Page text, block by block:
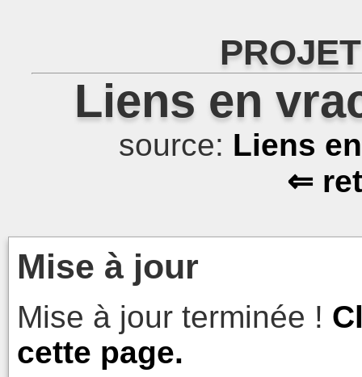
Liens en
source: Liens
⇐
Mise à jour
Mise à jour terminée !
cette page.